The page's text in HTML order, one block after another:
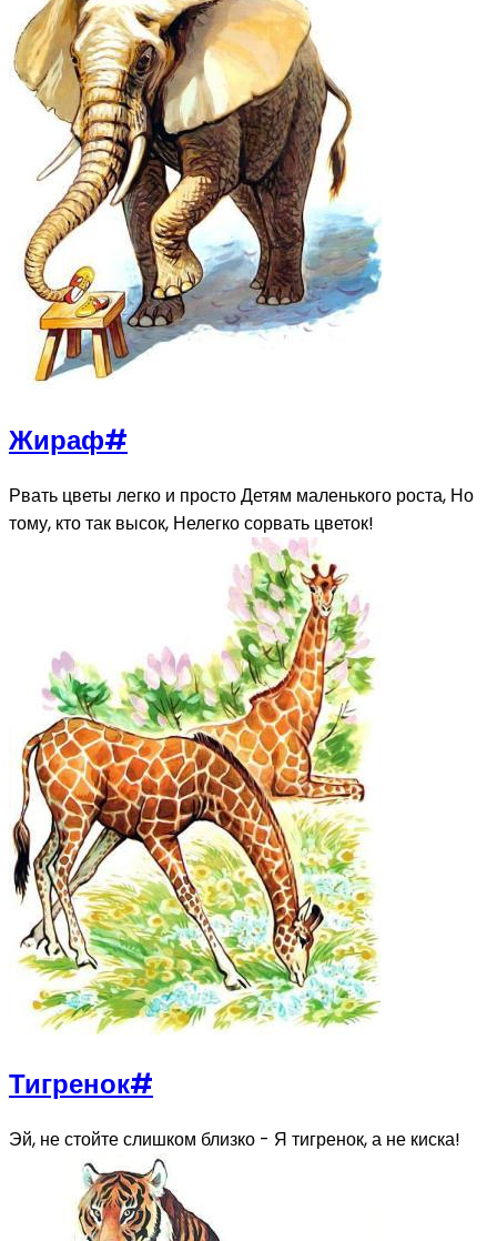
Жираф#
Рвать цветы легко и просто Детям маленького роста, Но
тому, кто так высок, Нелегко сорвать цветок!
Тигренок#
Эй, не стойте слишком близко - Я тигренок, а не киска!